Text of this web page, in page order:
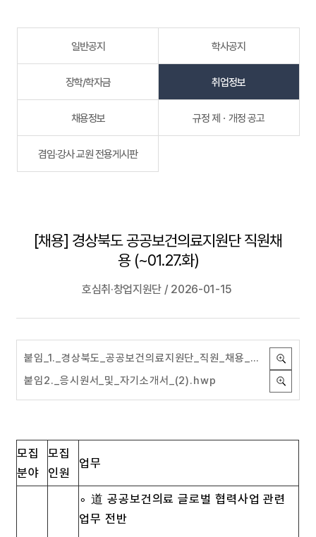
일반공지 학사공지
장학/학자금 취업정보
채용정보 규정 제ㆍ개정 공고
겸임·강사 교원 전용게시판
[채용] 경상북도 공공보건의료지원단 직원채
용 (~01.27.화)
호심취·창업지원단 / 2026-01-15
붙임_1._경상북도_공공보건의료지원단_직원_채용_공고.hwp
붙임2._응시원서_및_자기소개서_(2).hwp
모집
분야
모집
인원
업무
∘ 道 공공보건의료 글로벌 협력사업 관련
업무 전반